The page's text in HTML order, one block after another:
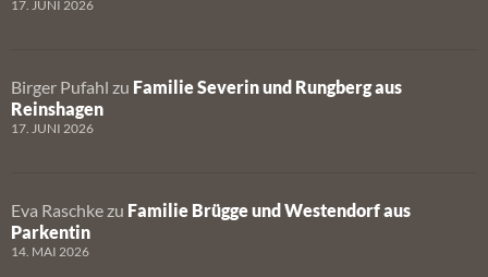
17. JUNI 2026
Birger Pufahl zu Familie Severin und Rungberg aus
Reinshagen
17. JUNI 2026
Eva Raschke zu Familie Brügge und Westendorf aus
Parkentin
14. MAI 2026